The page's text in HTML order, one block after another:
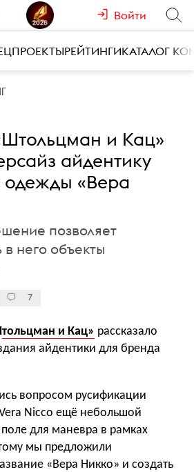
Войти
РЕЙТИНГИКАТАЛОГ
и Кац»
айдентику
одежды «Вера
позволяет
него объекты
7
тольцман и Кац» рассказало
айдентики для бренда
вопросом русификации
Nicco ещё небольшой
для маневра в рамках
мы предложили
«Вера Никко» и создать